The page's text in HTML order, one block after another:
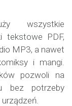
wszystkie
tekstowe PDF,
MP3, a nawet
i mangi.
pozwoli na
bez potrzeby